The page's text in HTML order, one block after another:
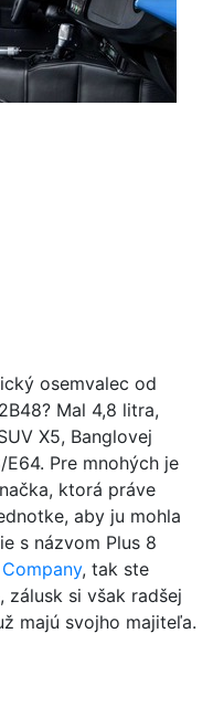
osemvalec od
Mal 4,8 litra,
X5, Banglovej
Pre mnohých je
ktorá práve
aby ju mohla
s názvom Plus 8
, tak ste
zálusk si však radšej
majú svojho majiteľa.